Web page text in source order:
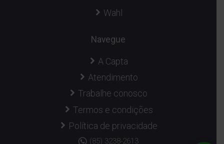
Wahl
Navegue
A Capta
Atendimento
Trabalhe conosco
Termos e condições
Política de privacidade
(85) 3238-2613